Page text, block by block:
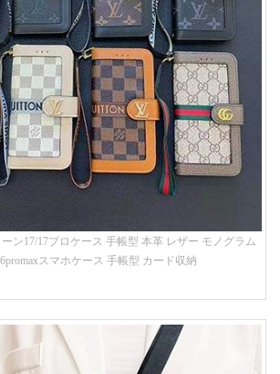
ン17/17プロケース 手帳型 本革 レザー モノグラム
スマホケース 手帳型 カード収納
ジネス風 GUCCI galaxy s26/s25/s24ケース 手帳型 大